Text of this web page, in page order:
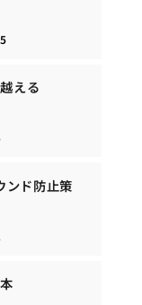
える
ンド防止策